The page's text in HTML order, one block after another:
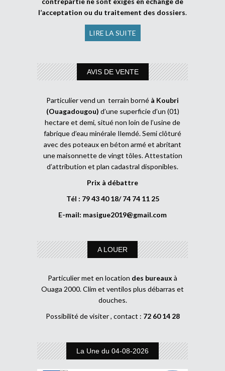
l’acceptation ou du traitement des dossiers.
LIRE LA SUITE
AVIS DE VENTE
Particulier vend un terrain borné à Koubri
(Ouagadougou) d’une superficie d’un (01)
hectare et demi, situé non loin de l’usine de
fabrique d’eau minérale Ilemdé. Semi clôturé
avec des poteaux en béton armé et abritant
une maisonnette de vingt tôles. Attestation
d’attribution et plan cadastral disponibles.
Prix à débattre
Tél : 79 43 40 18/ 74 74 11 25
E-mail: masigue2019@gmail.com
A LOUER
Particulier met en location des bureaux à
Ouaga 2000. Clim et ventilos plus débarras et
douches.
Possibilité de visiter , contact : 72 60 14 28
La Une du 04-08-2026